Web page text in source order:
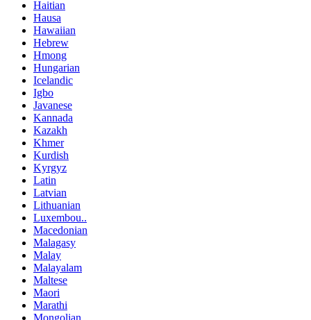
Haitian
Hausa
Hawaiian
Hebrew
Hmong
Hungarian
Icelandic
Igbo
Javanese
Kannada
Kazakh
Khmer
Kurdish
Kyrgyz
Latin
Latvian
Lithuanian
Luxembou..
Macedonian
Malagasy
Malay
Malayalam
Maltese
Maori
Marathi